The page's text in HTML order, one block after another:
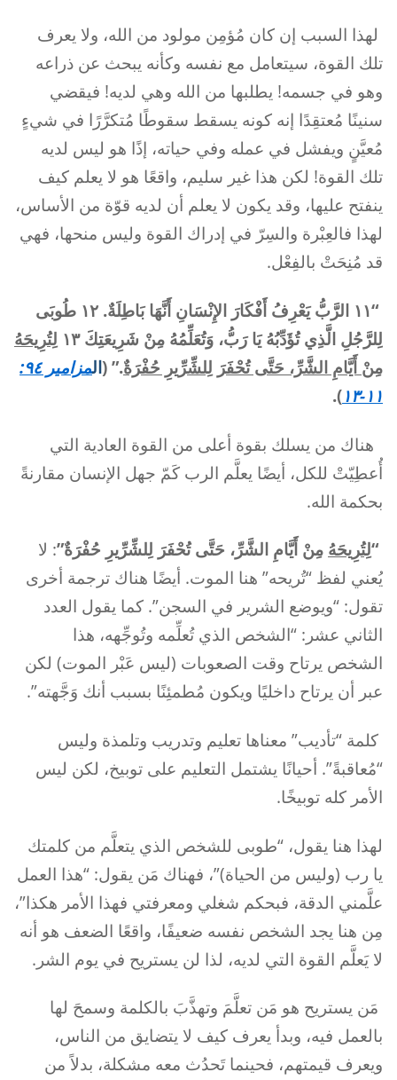
لهذا السبب إن كان مُؤمِن مولود من الله، ولا يعرف
تلك القوة، سيتعامل مع نفسه وكأنه يبحث عن ذراعه
وهو في جسمه! يطلبها من الله وهي لديه! فيقضي
سنينًا مُعتقِدًا إنه كونه يسقط سقوطًا مُتكرَّرًا في شيءٍ
مُعيَّنٍ ويفشل في عمله وفي حياته، إذًا هو ليس لديه
تلك القوة! لكن هذا غير سليم، واقعًا هو لا يعلم كيف
ينفتح عليها، وقد يكون لا يعلم أن لديه قوّة من الأساس،
لهذا فالعِبْرة والسِرّ في إدراك القوة وليس منحها، فهي
قد مُنِحَتْ بالفِعْل.
“
١١ الرَّبُّ يَعْرِفُ أَفْكَارَ الإِنْسَانِ أَنَّهَا بَاطِلَةٌ. ١٢ طُوبَى
لِلرَّجُلِ الَّذِي تُؤَدِّبُهُ يَا رَبُّ، وَتُعَلِّمُهُ مِنْ شَرِيعَتِكَ ١٣
لِتُرِيحَهُ
مِنْ أَيَّامِ الشَّرِّ، حَتَّى تُحْفَرَ لِلشِّرِّيرِ حُفْرَةٌ.” (ال
مزامير ٩٤:
١١-١٣
).
هناك من يسلك بقوة أعلى من القوة العادية التي
أُعطِيّتْ للكل، أيضًا يعلَّم الرب كَمّ جهل الإنسان مقارنةً
بحكمة الله.
“لِتُرِيحَهُ مِنْ أَيَّامِ الشَّرِّ، حَتَّى تُحْفَرَ لِلشِّرِّيرِ حُفْرَةٌ”: لا
يُعني لفظ “تُريحه” هنا الموت. أيضًا هناك ترجمة أخرى
تقول: “ويوضع الشرير في السجن”. كما يقول العدد
الثاني عشر: “الشخص الذي تُعلِّمه وتُوجِّهه، هذا
الشخص يرتاح وقت الصعوبات (ليس عَبْر الموت) لكن
عبر أن يرتاح داخليًا ويكون مُطمئِنًا بسبب أنك وَجَّهته”.
كلمة “تأديب” معناها تعليم وتدريب وتلمذة وليس
“مُعاقبةً”. أحيانًا يشتمل التعليم على توبيخ، لكن ليس
الأمر كله توبيخًا.
لهذا هنا يقول، “طوبى للشخص الذي يتعلَّم من كلمتك
يا رب (وليس من الحياة)”، فهناك مَن يقول: “هذا العمل
علَّمني الدقة، فبحكم شغلي ومعرفتي فهذا الأمر هكذا”،
مِن هنا يجد الشخص نفسه ضعيفًا، واقعًا الضعف هو أنه
لا يَعلَّم القوة التي لديه، لذا لن يستريح في يوم الشر.
مَن يستريح هو مَن تعلَّمَ وتهذَّبَ بالكلمة وسمحَ لها
بالعمل فيه، وبدأ يعرف كيف لا يتضايق من الناس،
ويعرف قيمتهم، فحينما تَحدُث معه مشكلة، بدلاً من